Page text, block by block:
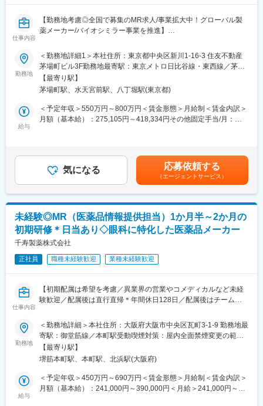
■採用背景
新規ローンチ製品を控えていることによる、体制強化のための増
■当社について：
外資系大手製薬MSD株式会社100％子会社で、動物用医薬品など
の研究、開発、製造及び販売を行っています。牛、豚、鶏、水産
そしてコンパニオンアニマル（犬猫などのペット）と様々な動物
提供しています。
仕事内容
【勤務地考慮◎全国で募集のMR求人/事業拡大中！グローバル製
薬メーカー/バイオシミラー事業を推進】
バイオ医薬品を開発・製造する総合ヘルスケアグループの日本法
人である当社にて、MRを募集いたします。
■業務内容：
・MR職務の担当エリアにおいて当社製品の新規口座開設ならびに
シェアの拡大を目指す
・販売目標を達成させるために卸との協業を推進する
践する
■当社の特徴：
韓国セルトリオングループは、韓国株式市場KOSPIに上市してい
るバイオ医薬品を開発・製造する企業の中で、常に時価総額が
Top5のバイオ医薬品の開発及び製造技術に注力しているグループ
です。
当社は、セルトリオングループで開発及び製造しているバイオシ
ミラー＊を含めたバイオ医薬品を日本で販売するため、セルトリ
オングループの日本法人として2014年に設立され、現在、4製品
を販売しており、今後もパイプラインを拡大していきます。
きながら、会社・個人共に成長して行くメンバーを今回募集致し
ます。
＊バイオシミラー：先行バイオ医薬品と同等/同質の品質、安全性
品。
勤務地
＜勤務地詳細1＞本社住所：東京都中央区新川1-16-3 住友不動産
茅場町ビル3F勤務地最寄駅：東京メトロ日比谷線・東西線／茅場
町駅受動喫煙対策：敷地内喫煙可能場所あり＜勤務地詳細2＞全国
住所：全国 受動喫煙対策：敷地内全面禁煙変更の範囲：会社の定
【最寄り駅】
茅場町駅、水天宮前駅、八丁堀駅(東京都)
給与
＜予定年収＞550万円～800万円＜賃金形態＞月給制＜賃金内訳＞
月額（基本給）：275,105円～418,334円その他固定手当/月：
残業手当＞有＜給与補足＞※年収は経験に応じて決定します。年収
には営業手当を含みます。※固定残業代は、時間外労働の有無に関
わらず40時間分が付きます。※別途営業日当支給（2,000円/日）賃
金はあくまでも目安の金額であり、選考を通じて上下する可能性
があります。月給(月額)は固定手当を含めた表記です。
気になる 応募依頼する
（エージェントサービス）
未経験◎MR（医薬品情報提供担当）1か月半～2か月の
初期研修＊日当あり◇眼科に特化した医薬品メーカー
千寿製薬株式会社
正社員 職種未経験歓迎 業種未経験歓迎
仕事内容
【初期配属は希望を考慮／異業界の営業やコメディカルなど未経
験歓迎／配属後は直行直帰＊年間休日128日／配属後はチーム制
■職務内容：
医薬品の情報提供担当（MR）として、ドクターや医薬品卸へ訪
問、当社製品の提案・販売をお任せします。
＜具体的な業務内容＞
◎訪問先：主に大学病院や眼科クリニック
勤務地
＜勤務地詳細＞本社住所：大阪府大阪市中央区瓦町3-1-9 勤務地最
寄駅：御堂筋線／本町駅受動喫煙対策：屋内全面禁煙変更の範
囲：会社の定める事業所
【最寄り駅】
堺筋本町駅、本町駅、北浜駅(大阪府)
給与
＜予定年収＞450万円～690万円＜賃金形態＞月給制＜賃金内訳＞
月額（基本給）：241,000円～390,000円＜月給＞241,000円～